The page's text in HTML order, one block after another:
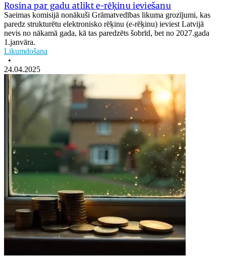
Rosina par gadu atlikt e-rēķinu ieviešanu
Saeimas komisijā nonākuši Grāmatvedības likuma grozījumi, kas
paredz strukturētu elektronisko rēķinu (e-rēķinu) ieviest Latvijā
nevis no nākamā gada, kā tas paredzēts šobrīd, bet no 2027.gada
1.janvāra.
Likumdošana
•
24.04.2025